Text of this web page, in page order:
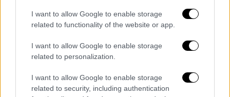
I want to allow Google to enable storage
related to functionality of the website or app.
I want to allow Google to enable storage
related to personalization.
I want to allow Google to enable storage
related to security, including authentication
ενισχύοντας την ισότιμη πρόσβαση στις
διακοπές και τον κοινωνικό χαρακτήρα της
Επιπλέον, εισάγεται νέα στοχευμένη
καθώς προβλέπεται πρόσθετη επιδότηση